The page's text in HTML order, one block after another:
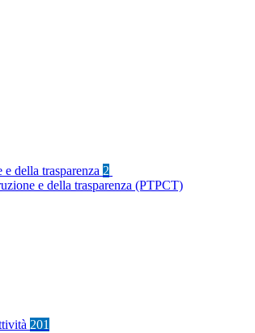
della trasparenza 2
e della trasparenza (PTPCT)
201